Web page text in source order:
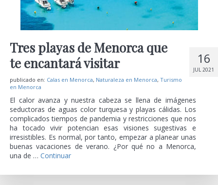
16
JUL 2021
Tres playas de Menorca que
te encantará visitar
publicado en: Calas en Menorca, Naturaleza en Menorca, Turismo
en Menorca
El calor avanza y nuestra cabeza se llena de imágenes
seductoras de aguas color turquesa y playas cálidas. Los
complicados tiempos de pandemia y restricciones que nos
ha tocado vivir potencian esas visiones sugestivas e
irresistibles. Es normal, por tanto, empezar a planear unas
buenas vacaciones de verano. ¿Por qué no a Menorca,
una de … Continuar